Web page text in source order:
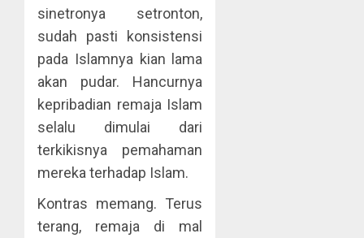
sinetronya setronton,
sudah pasti konsistensi
pada Islamnya kian lama
akan pudar. Hancurnya
kepribadian remaja Islam
selalu dimulai dari
terkikisnya pemahaman
mereka terhadap Islam.
Kontras memang. Terus
terang, remaja di mal